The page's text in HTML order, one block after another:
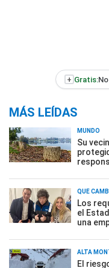
+ Gratis:
MÁS LEÍDAS
MUNDO
Su
QUÉ
Los
el
una
ALTA
El